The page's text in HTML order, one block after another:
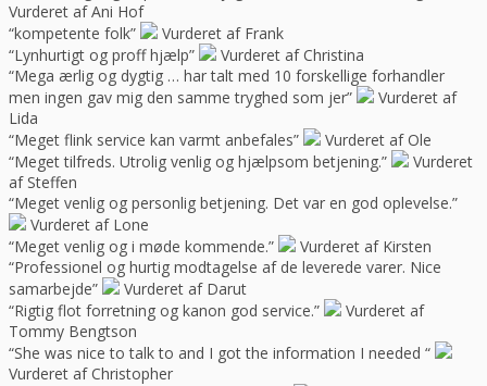
Vurderet af Ani Hof
“kompetente folk”
Vurderet af Frank
“Lynhurtigt og proff hjælp”
Vurderet af Christina
“Mega ærlig og dygtig … har talt med 10 forskellige forhandler
men ingen gav mig den samme tryghed som jer”
Vurderet af
Lida
“Meget flink service kan varmt anbefales”
Vurderet af Ole
“Meget tilfreds. Utrolig venlig og hjælpsom betjening.”
Vurderet
af Steffen
“Meget venlig og personlig betjening. Det var en god oplevelse.”
Vurderet af Lone
“Meget venlig og i møde kommende.”
Vurderet af Kirsten
“Professionel og hurtig modtagelse af de leverede varer. Nice
samarbejde”
Vurderet af Darut
“Rigtig flot forretning og kanon god service.”
Vurderet af
Tommy Bengtson
“She was nice to talk to and I got the information I needed “
Vurderet af Christopher